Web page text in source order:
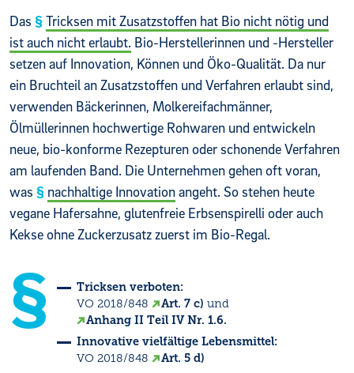
Das
Tricksen mit Zusatzstoffen hat Bio nicht nötig und
ist auch nicht erlaubt. Bio-Herstellerinnen und -Hersteller
setzen auf Innovation, Können und Öko-Qualität. Da nur
ein Bruchteil an Zusatzstoffen und Verfahren erlaubt sind,
verwenden Bäckerinnen, Molkereifachmänner,
Ölmüllerinnen hochwertige Rohwaren und entwickeln
neue, bio-konforme Rezepturen oder schonende Verfahren
am laufenden Band. Die Unternehmen gehen oft voran,
was
nachhaltige Innovationangeht. So stehen heute
vegane Hafersahne, glutenfreie Erbsenspirelli oder auch
Kekse ohne Zuckerzusatz zuerst im Bio-Regal.
Tricksen verboten:
VO 2018/848
Art. 7 c) und
Anhang II Teil IV Nr. 1.6.
Innovative vielfältige Lebensmittel:
VO 2018/848
Art. 5 d)